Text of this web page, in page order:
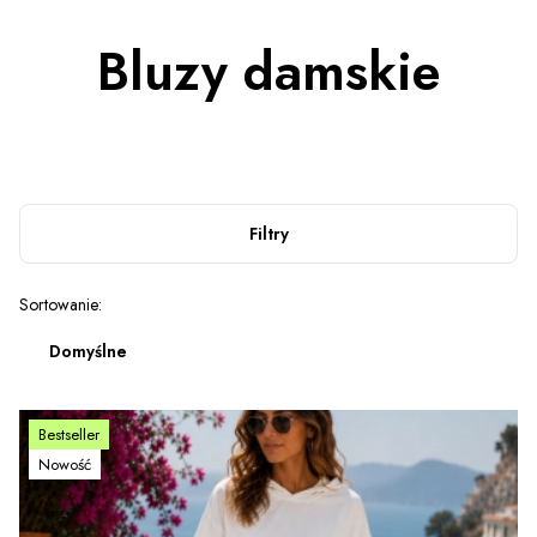
Bluzy damskie
Filtry
Lista produktów
Sortowanie:
Domyślne
Bestseller
Nowość